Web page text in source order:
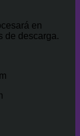
en
de descarga.